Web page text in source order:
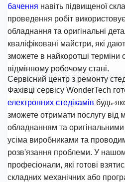
бачення навіть підвищеної
проведення робіт
обладнання та оригінальні
кваліфіковані майстри, які
зможете в найкоротші терміни
відмінному робочому стані.
Сервісний центр з ремонту
Фахівці сервісу WonderTech
електронних стедікамів будь-
зможете отримати послугу від
обладнанням та
усіма виробниками та
розв'язання проблеми. У
професіонали, які готові
складних механічних або